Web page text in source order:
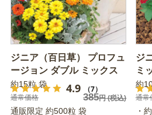
ジニア（百日草） プロフュ
ージョン ダブル ミックス
4.9 （7）
約15粒 袋
通常価格 385円(税込)
通販限定 約500粒 袋
ジ
ミ
約
通常
・